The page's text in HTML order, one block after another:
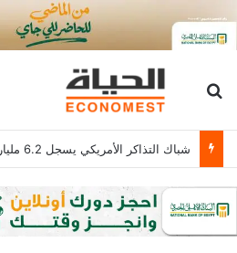
بحث عن
شباك التذاكر الأمريكي يسجل 6.2 مليار دولار